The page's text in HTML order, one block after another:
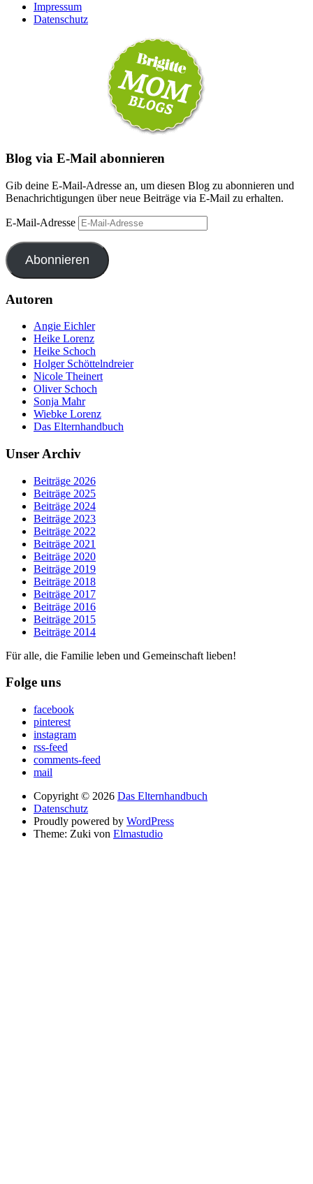
Impressum
Datenschutz
Blog via E-Mail abonnieren
Gib deine E-Mail-Adresse an, um diesen Blog zu abonnieren und
Benachrichtigungen über neue Beiträge via E-Mail zu erhalten.
E-Mail-Adresse
Abonnieren
Autoren
Angie Eichler
Heike Lorenz
Heike Schoch
Holger Schöttelndreier
Nicole Theinert
Oliver Schoch
Sonja Mahr
Wiebke Lorenz
Das Elternhandbuch
Unser Archiv
Beiträge 2026
Beiträge 2025
Beiträge 2024
Beiträge 2023
Beiträge 2022
Beiträge 2021
Beiträge 2020
Beiträge 2019
Beiträge 2018
Beiträge 2017
Beiträge 2016
Beiträge 2015
Beiträge 2014
Für alle, die Familie leben und Gemeinschaft lieben!
Folge uns
facebook
pinterest
instagram
rss-feed
comments-feed
mail
Copyright © 2026 Das Elternhandbuch
Datenschutz
Proudly powered by WordPress
Theme: Zuki von Elmastudio